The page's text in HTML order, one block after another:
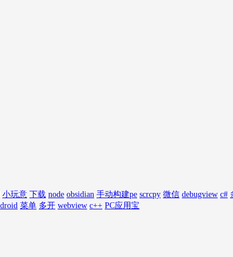
小玩意 下载 node obsidian 手动构建pe scrcpy 微信 debugview c#
菜单 多开 webview c++ PC应用宝